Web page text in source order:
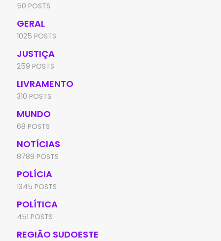
50 POSTS
GERAL
1025 POSTS
JUSTIÇA
259 POSTS
LIVRAMENTO
310 POSTS
MUNDO
68 POSTS
NOTÍCIAS
8789 POSTS
POLÍCIA
1345 POSTS
POLÍTICA
451 POSTS
REGIÃO SUDOESTE